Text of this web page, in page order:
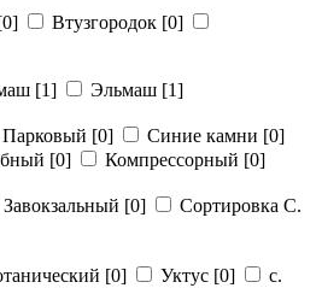
Втузгородок [0]
[1] Эльмаш [1]
Парковый [0] Синие камни [0]
[0] Компрессорный [0]
Завокзальный [0]
Сортировка С.
[0] Уктус [0]
с.